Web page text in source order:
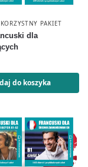
KORZYSTNY PAKIET
dla
do koszyka